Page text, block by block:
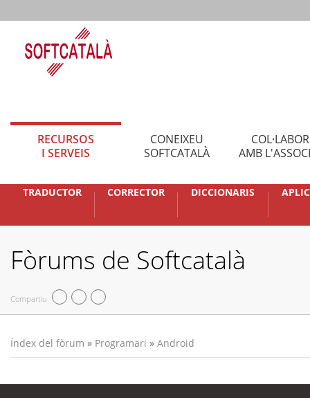
RECURSOS
I SERVEIS
CONEIXEU
SOFTCATALÀ
AMB
TRADUCTOR CORRECTOR DICCIONARIS
Fòrums de Softcatalà
Compartiu
Índex del fòrum » Programari » Android